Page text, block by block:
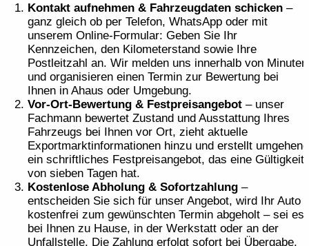
Kontakt aufnehmen & Fahrzeugdaten schicken –
ganz gleich ob per Telefon, WhatsApp oder mit
unserem Online-Formular: Geben Sie Ihr
Kennzeichen, den Kilometerstand sowie Ihre
Postleitzahl an. Wir melden uns innerhalb von Minuten
und organisieren einen Termin zur Bewertung bei
Ihnen in Ahaus oder Umgebung.
Vor-Ort-Bewertung & Festpreisangebot – unser
Fachmann bewertet Zustand und Ausstattung Ihres
Fahrzeugs bei Ihnen vor Ort, zieht aktuelle
Exportmarktinformationen hinzu und erstellt umgehend
ein schriftliches Festpreisangebot, das eine Gültigkeit
von sieben Tagen hat.
Kostenlose Abholung & Sofortzahlung –
entscheiden Sie sich für unser Angebot, wird Ihr Auto
kostenfrei zum gewünschten Termin abgeholt – sei es
bei Ihnen zu Hause, in der Werkstatt oder an der
Unfallstelle. Die Zahlung erfolgt sofort bei Übergabe,